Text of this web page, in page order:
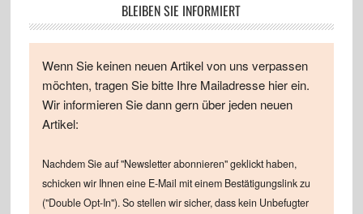
BLEIBEN SIE INFORMIERT
Wenn Sie keinen neuen Artikel von uns verpassen
möchten, tragen Sie bitte Ihre Mailadresse hier ein.
Wir informieren Sie dann gern über jeden neuen
Artikel:
Nachdem Sie auf "Newsletter abonnieren" geklickt haben,
schicken wir Ihnen eine E-Mail mit einem Bestätigungslink zu
("Double Opt-In"). So stellen wir sicher, dass kein Unbefugter